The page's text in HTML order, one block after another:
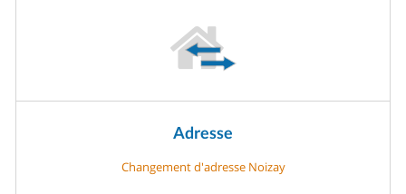
Adresse
Changement d'adresse Noizay